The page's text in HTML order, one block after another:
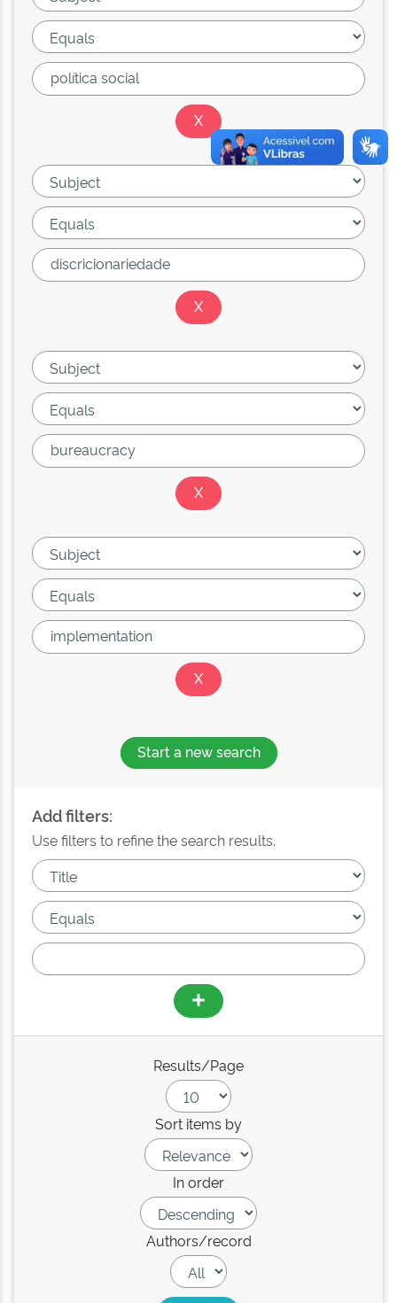
Start a new search
Add filters:
Use filters to refine the search results.
Results/Page
Sort items by
In order
Authors/record